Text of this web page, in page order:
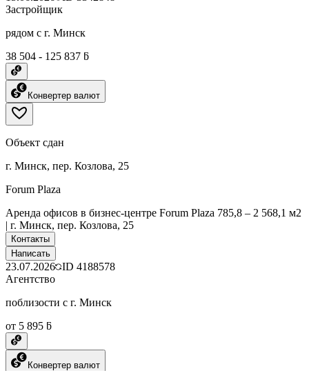
Застройщик
рядом с г. Минск
38 504 - 125 837 ƃ
Конвертер валют
Объект сдан
г. Минск, пер. Козлова, 25
Forum Plaza
Аренда офисов в бизнес-центре Forum Plaza 785,8 – 2 568,1 м2
| г. Минск, пер. Козлова, 25
Контакты
Написать
23.07.2026 ID 4188578
Агентство
поблизости с г. Минск
от 5 895 ƃ
Конвертер валют